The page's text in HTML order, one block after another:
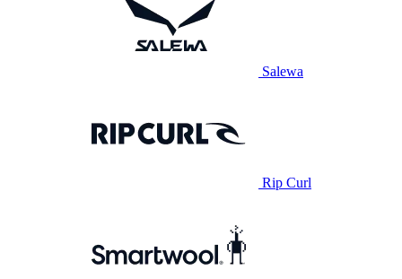
Salewa
Rip Curl